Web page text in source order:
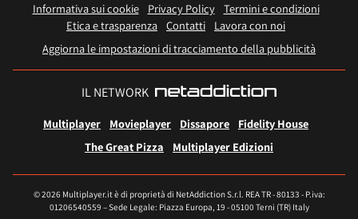
Informativa sui cookie Privacy Policy
Termini e condizioni
Etica e trasparenza Contatti
Lavora con noi
Aggiorna le impostazioni di tracciamento della pubblicità
IL NETWORK
Multiplayer Movieplayer Dissapore
Fidelity House
The Great Pizza
Multiplayer Edizioni
© 2026 Multiplayer.it è di proprietà di NetAddiction S.r.l. REA TR - 80133 - P.iva:
01206540559 – Sede Legale: Piazza Europa, 19 - 05100 Terni (TR) Italy